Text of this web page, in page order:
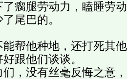
瘸腿劳动力，瞌睡劳
尾巴的。
能帮他种地，还打死其
跟他们谈谈。
，没有丝毫反悔之意